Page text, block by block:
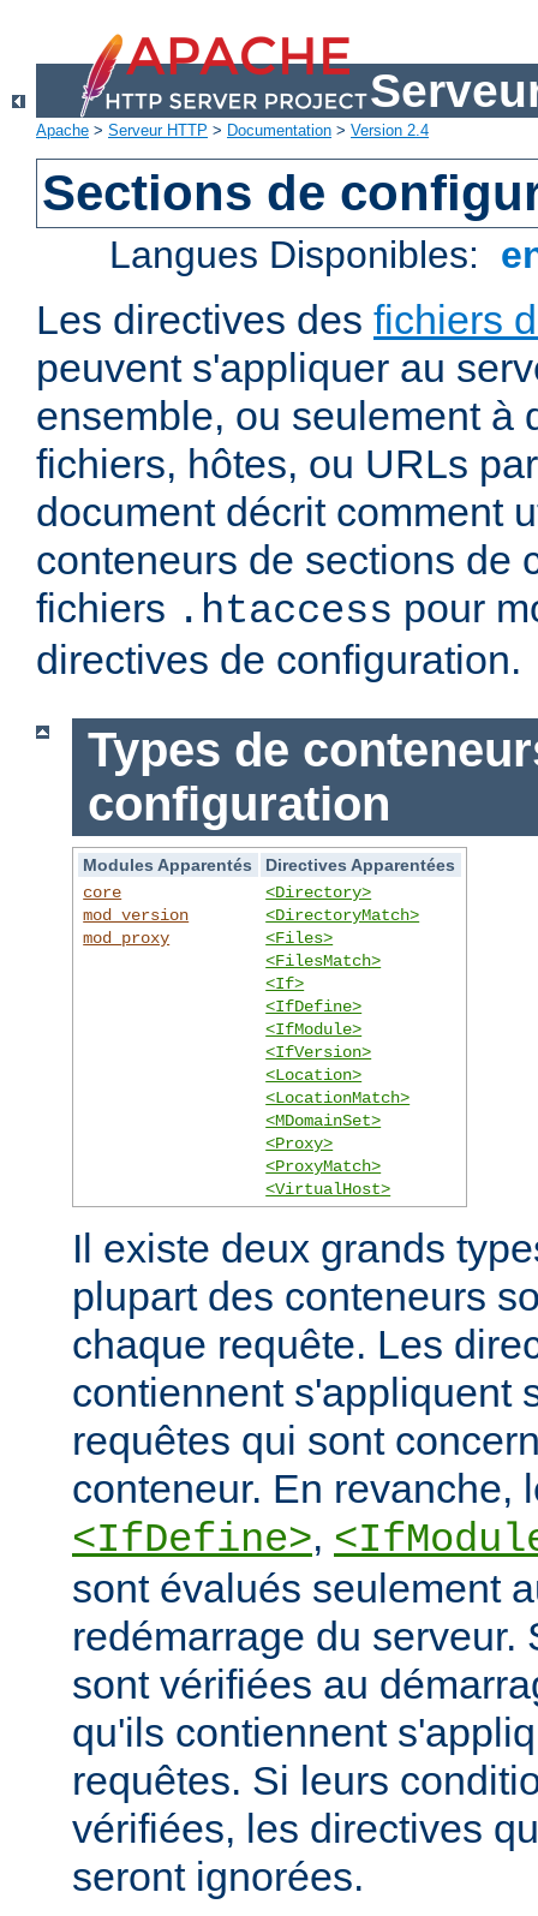
Apache > Serveur HTTP > Documentation > Version 2.4
Sections de
Langues Disponibles:
Les directives des fichiers
peuvent s'appliquer au
ensemble, ou seulement à
fichiers, hôtes, ou URLs
document décrit comment
conteneurs de sections de
fichiers .htaccess pour
directives de configuration.
Types de
configuration
Modules Apparentés
Directives Apparentées
core
mod_version
mod_proxy
<Directory>
<DirectoryMatch>
<Files>
<FilesMatch>
<If>
<IfDefine>
<IfModule>
<IfVersion>
<Location>
<LocationMatch>
<MDomainSet>
<Proxy>
<ProxyMatch>
<VirtualHost>
Il existe deux grands
plupart des conteneurs
chaque requête. Les
contiennent s'appliquent
requêtes qui sont
conteneur. En revanche,
<IfDefine>,
sont évalués seulement
redémarrage du serveur.
sont vérifiées au
qu'ils contiennent
requêtes. Si leurs
vérifiées, les directives
seront ignorées.